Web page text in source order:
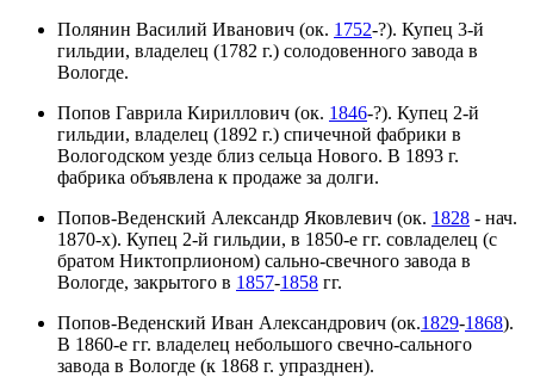
Полянин Василий Иванович (ок. 1752-?). Купец 3-й
гильдии, владелец (1782 г.) солодовенного завода в
Вологде.
Попов Гаврила Кириллович (ок. 1846-?). Купец 2-й
гильдии, владелец (1892 г.) спичечной фабрики в
Вологодском уезде близ сельца Нового. В 1893 г.
фабрика объявлена к продаже за долги.
Попов-Веденский Александр Яковлевич (ок. 1828 - нач.
1870-х). Купец 2-й гильдии, в 1850-е гг. совладелец (с
братом Никтопрлионом) сально-свечного завода в
Вологде, закрытого в 1857-1858 гг.
Попов-Веденский Иван Александрович (ок.1829-1868).
В 1860-е гг. владелец небольшого свечно-сального
завода в Вологде (к 1868 г. упразднен).